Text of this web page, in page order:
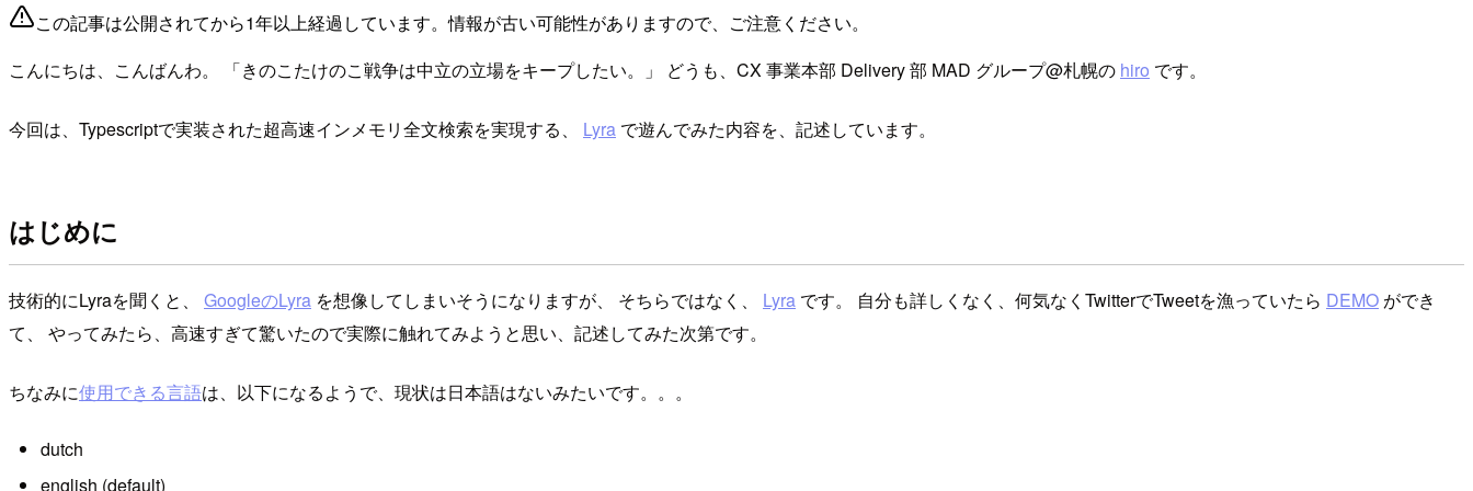
この記事は公開されてから1年以上経過しています。情報が古い可能性がありますので、ご注意ください。
こんにちは、こんばんわ。 「きのこたけのこ戦争は中立の立場をキープしたい。」 どうも、CX 事業本部 Delivery 部 MAD グループ@札幌の hiro です。
今回は、Typescriptで実装された超高速インメモリ全文検索を実現する、 Lyra で遊んでみた内容を、記述しています。
はじめに
技術的にLyraを聞くと、 GoogleのLyra を想像してしまいそうになりますが、 そちらではなく、 Lyra です。 自分も詳しくなく、何気なくTwitterでTweetを漁っていたら DEMO ができ
て、 やってみたら、高速すぎて驚いたので実際に触れてみようと思い、記述してみた次第です。
ちなみに使用できる言語は、以下になるようで、現状は日本語はないみたいです。。。
dutch
english (default)